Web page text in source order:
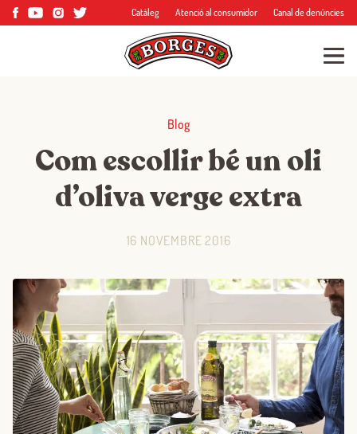
Catàleg Atenció al consumidor Canal de denúncies
Blog
Com escollir bé un oli
d’oliva verge extra
16 NOVEMBRE 2016